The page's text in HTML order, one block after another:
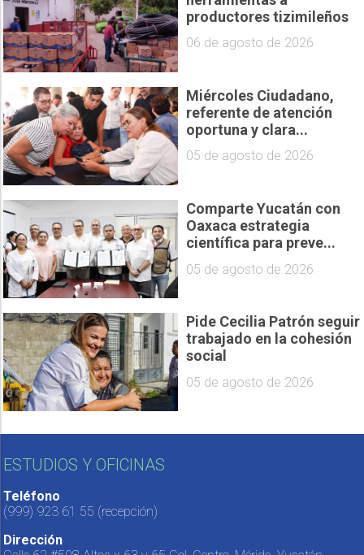
productores tizimileños
06 de agosto de 2026
Miércoles Ciudadano,
referente de atención
oportuna y clara...
05 de agosto de 2026
Comparte Yucatán con
Oaxaca estrategia
científica para preve...
05 de agosto de 2026
Pide Cecilia Patrón seguir
trabajado en la cohesión
social
05 de agosto de 2026
ESTUDIOS Y OFICINAS
Teléfono
(999) 923 61 55 (recepción)
Dirección